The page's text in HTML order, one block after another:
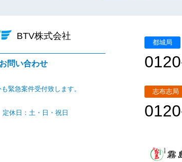
BTV株式会社
お問い合わせ
緊急案件受付致します。
定休日：土・日・祝日
都城局
志布志局